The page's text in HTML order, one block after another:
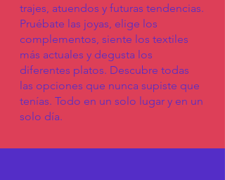
trajes, atuendos y futuras tendencias.
Pruébate las joyas, elige los
complementos, siente los textiles
más actuales y degusta los
diferentes platos. Descubre todas
las opciones que nunca supiste que
tenías. Todo en un solo lugar y en un
solo día.